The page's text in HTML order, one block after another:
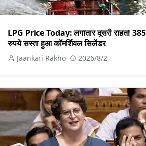
LPG Price Today: लगातार दूसरी राहत! 385
रुपये सस्ता हुआ कॉमर्शियल सिलेंडर
Jaankari Rakho 2026/8/2